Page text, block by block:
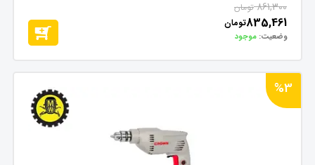
861,300 تومان
835,461تومان
وضعیت: موجود
%3